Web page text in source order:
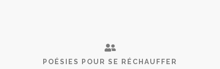
POÉSIES POUR SE RÉCHAUFFER